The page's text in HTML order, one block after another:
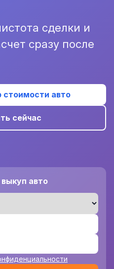
сделки и
сразу после
стоимости авто
сейчас
авто